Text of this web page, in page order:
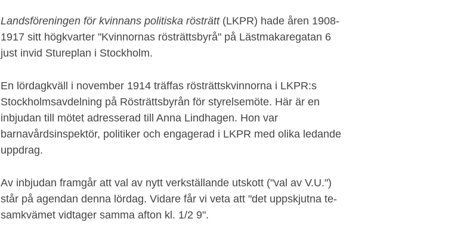
Landsföreningen för kvinnans politiska rösträtt(LKPR) hade åren 1908-
1917 sitt högkvarter "Kvinnornas rösträttsbyrå" på Lästmakaregatan 6
just invid Stureplan i Stockholm.
En lördagkväll i november 1914 träffas rösträttskvinnorna i LKPR:s
Stockholmsavdelning på Rösträttsbyrån för styrelsemöte. Här är en
inbjudan till mötet adresserad till Anna Lindhagen. Hon var
barnavårdsinspektör, politiker och engagerad i LKPR med olika ledande
uppdrag.
Av inbjudan framgår att val av nytt verkställande utskott ("val av V.U.")
står på agendan denna lördag. Vidare får vi veta att "det uppskjutna te-
samkvämet vidtager samma afton kl. 1/2 9".